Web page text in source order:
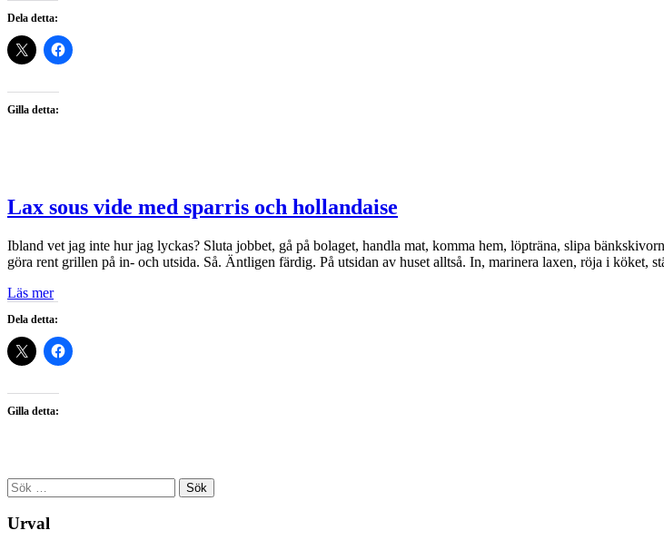
Dela detta:
Gilla detta:
Lax sous vide med sparris och hollandaise
Ibland vet jag inte hur jag lyckas? Sluta jobbet, gå på bolaget, handla mat, komma hem, löpträna, slipa
göra rent grillen på in- och utsida. Så. Äntligen färdig. På utsidan av huset alltså. In, marinera laxen, röja i köket,
Läs mer
Dela detta:
Gilla detta:
Sök
efter:
Urval